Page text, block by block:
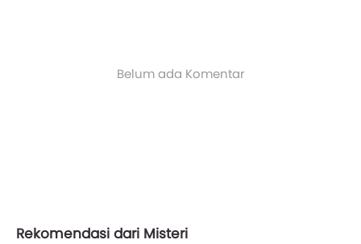
Belum ada Komentar
Rekomendasi dari Misteri